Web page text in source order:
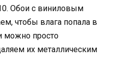
Обои с виниловым
чтобы влага попала в
можно просто
их металлическим